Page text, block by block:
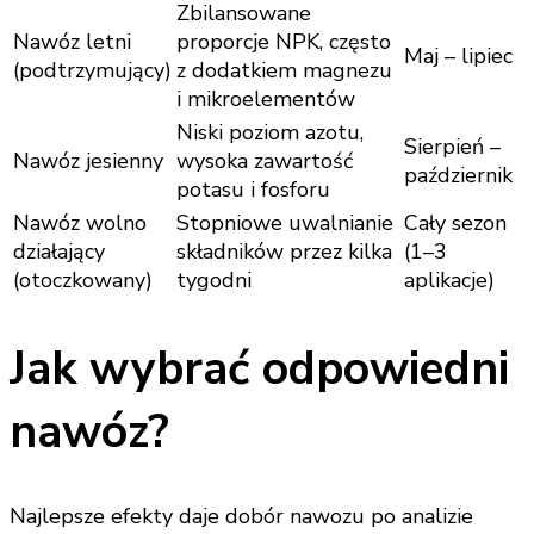
Nawóz letni
(podtrzymujący)
Zbilansowane
proporcje NPK, często
z dodatkiem magnezu
i mikroelementów
Maj – lipiec
Nawóz jesienny
Niski poziom azotu,
wysoka zawartość
potasu i fosforu
Sierpień –
październik
Nawóz wolno
działający
(otoczkowany)
Stopniowe uwalnianie
składników przez kilka
tygodni
Cały sezon
(1–3
aplikacje)
Jak wybrać odpowiedni
nawóz?
Najlepsze efekty daje dobór nawozu po analizie